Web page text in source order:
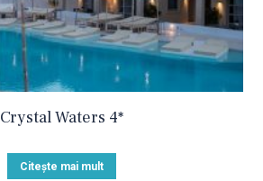
Crystal Waters 4*
Citește mai mult